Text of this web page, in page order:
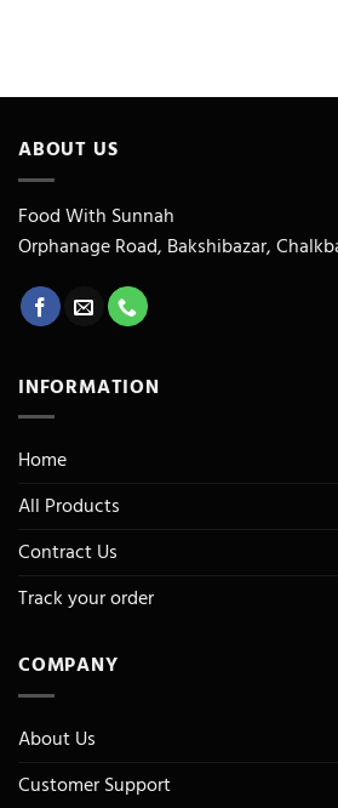
price
ABOUT US
Food With Sunnah
Orphanage Road, Bakshibazar,
INFORMATION
Home
All Products
Contract Us
Track your order
COMPANY
About Us
Customer Support